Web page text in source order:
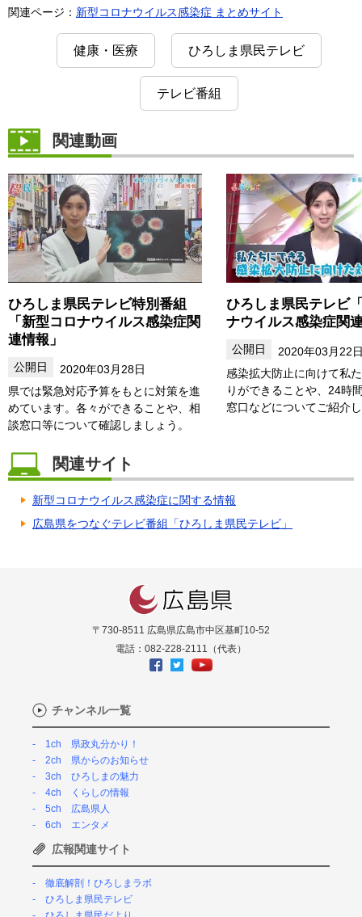
関連ページ： 新型コロナウイルス感染症 まとめサイト
健康・医療 ひろしま県民テレビ
テレビ番組
関連動画
ひろしま県民テレビ特別番組
「新型コロナウイルス感染症関
連情報」
2020年03月28日
県では緊急対応予算をもとに対策を進
めています。各々ができることや、相
談窓口等について確認しましょう。
ひろしま県民テレビ
ナウイルス感染症関
2020年03月22
感染拡大防止に向けて私
りができることや、24時
窓口などについてご紹介
関連サイト
新型コロナウイルス感染症に関する情報
広島県をつなぐテレビ番組「ひろしま県民テレビ」
〒730-8511 広島県広島市中区基町10-52
電話：082-228-2111（代表）
チャンネル一覧
1ch 県政丸分かり！
2ch 県からのお知らせ
3ch ひろしまの魅力
4ch くらしの情報
5ch 広島県人
6ch エンタメ
広報関連サイト
徹底解剖！ひろしまラボ
ひろしま県民テレビ